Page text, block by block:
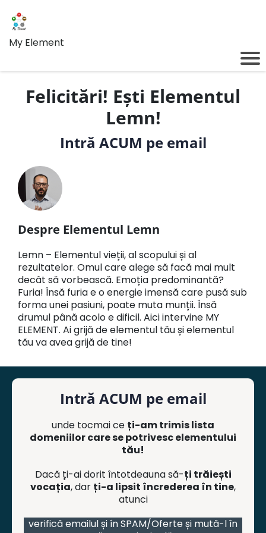
My Element
Felicitări! Ești Elementul
Lemn!
Intră ACUM pe email
Despre Elementul Lemn
Lemn – Elementul vieții, al scopului și al
rezultatelor. Omul care alege să facă mai mult
decât să vorbească. Emoția predominantă?
Furia! Însă furia e o energie imensă care pusă sub
forma unei pasiuni, poate muta munții. Însă
drumul până acolo e dificil. Aici intervine MY
ELEMENT. Ai grijă de elementul tău și elementul
tău va avea grijă de tine!
Intră ACUM pe email
unde tocmai ce ți-am trimis lista
domeniilor care se potrivesc elementului
tău!
Dacă ți-ai dorit întotdeauna să-ți trăiești
vocația, dar ți-a lipsit încrederea în tine,
atunci
verifică emailul și în SPAM/Oferte și mută-l în